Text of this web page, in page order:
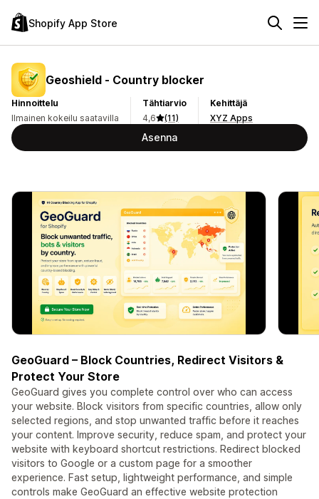
Shopify App Store
Geoshield ‑ Country blocker
Hinnoittelu
Ilmainen kokeilu saatavilla
Tähtiarvio
4,6
(11)
Kehittäjä
XYZ Apps
Asenna
GeoGuard – Block Countries, Redirect Visitors &
Protect Your Store
GeoGuard gives you complete control over who can access
your website. Block visitors from specific countries, allow only
selected regions, and stop unwanted traffic before it reaches
your content. Improve security, reduce spam, and protect your
website with keyboard shortcut restrictions. Redirect blocked
visitors to Google or a custom page for a smoother
experience. Fast setup, lightweight performance, and simple
controls make GeoGuard an effective website protection